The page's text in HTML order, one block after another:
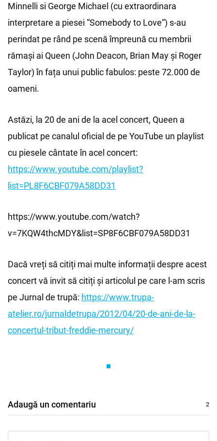
Minnelli si George Michael (cu extraordinara
interpretare a piesei “Somebody to Love“) s-au
perindat pe rând pe scenă împreună cu membrii
rămași ai Queen (John Deacon, Brian May și Roger
Taylor) în fața unui public fabulos: peste 72.000 de
oameni.
Astăzi, la 20 de ani de la acel concert, Queen a
publicat pe canalul oficial de pe YouTube un playlist
cu piesele cântate în acel concert:
https://www.youtube.com/playlist?
list=PL8F6CBF079A58DD31
https://www.youtube.com/watch?
v=7KQW4thcMDY&list=SP8F6CBF079A58DD31
Dacă vreți să citiți mai multe informații despre acest
concert vă invit să citiți și articolul pe care l-am scris
pe Jurnal de trupă: https://www.trupa-
atelier.ro/jurnaldetrupa/2012/04/20-de-ani-de-la-
concertul-tribut-freddie-mercury/
Adaugă un comentariu